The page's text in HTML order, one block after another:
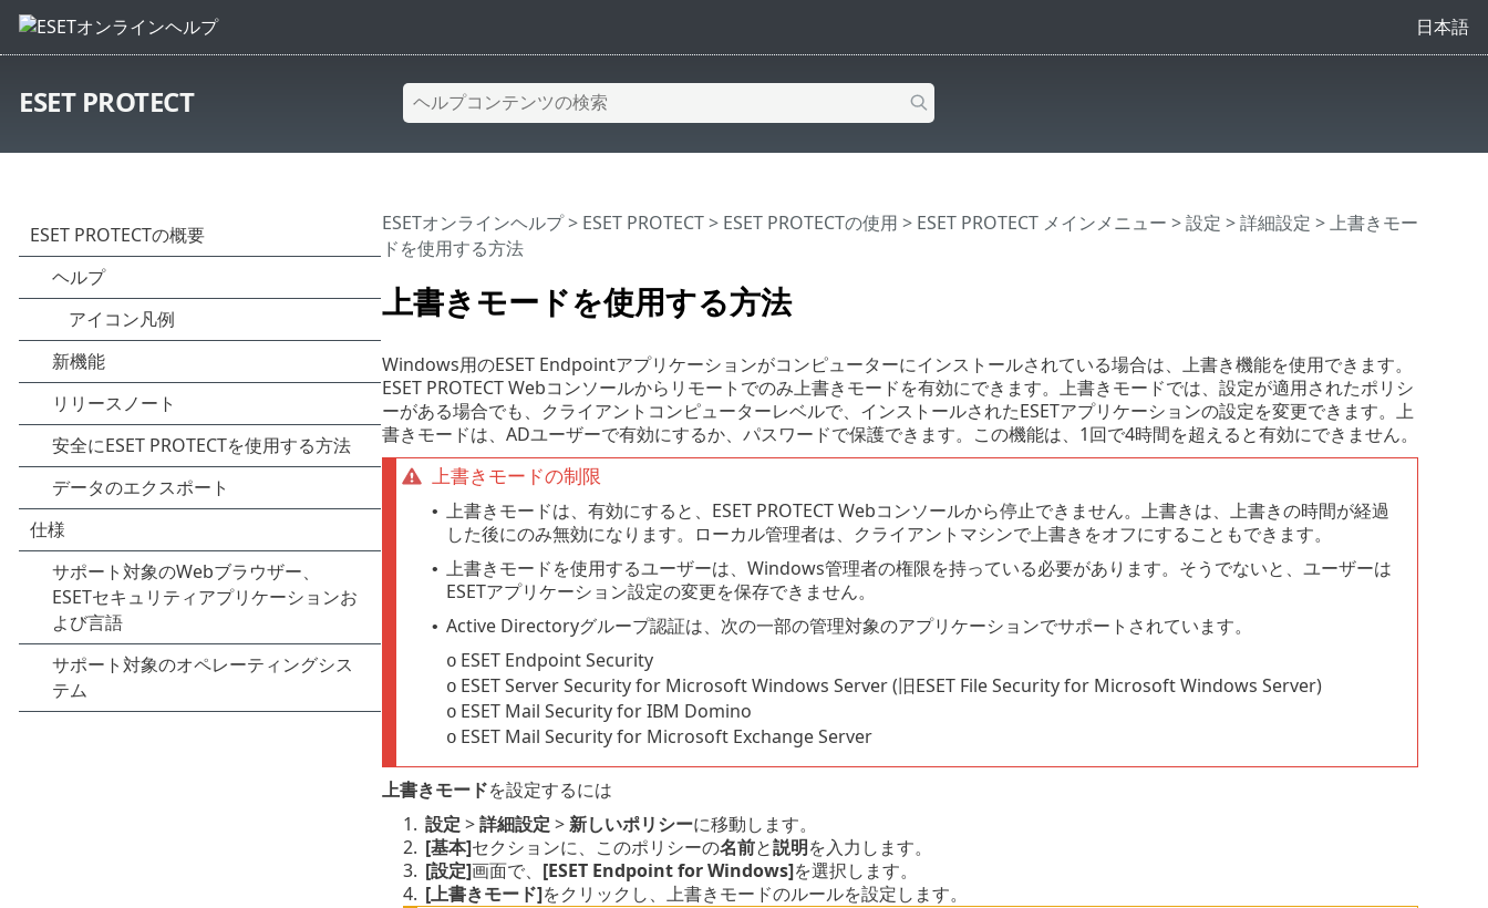
日本語
ESET PROTECT
上書きモードを使用する方法
ESETオンラインヘルプ> ESET PROTECT> ESET PROTECTの使用 > ESET PROTECT メインメニュー >設定 >詳細設定 > 上書きモー
ドを使用する方法
Windows用のESET Endpointアプリケーションがコンピューターにインストールされている場合は、上書き機能を使用できます。
ESET PROTECT Webコンソールからリモートでのみ上書きモードを有効にできます。上書きモードでは、設定が適用されたポリシ
ーがある場合でも、クライアントコンピューターレベルで、インストールされたESETアプリケーションの設定を変更できます。上
書きモードは、ADユーザーで有効にするか、パスワードで保護できます。この機能は、1回で4時間を超えると有効にできません。
上書きモードの制限
• 上書きモードは、有効にすると、ESET PROTECT Webコンソールから停止できません。上書きは、上書きの時間が経過
した後にのみ無効になります。ローカル管理者は、クライアントマシンで上書きをオフにすることもできます。
• 上書きモードを使用するユーザーは、Windows管理者の権限を持っている必要があります。そうでないと、ユーザーは
ESETアプリケーション設定の変更を保存できません。
• Active Directoryグループ認証は、次の一部の管理対象のアプリケーションでサポートされています。
o ESET Endpoint Security
o ESET Server Security for Microsoft Windows Server (旧ESET File Security for Microsoft Windows Server)
o ESET Mail Security for IBM Domino
o ESET Mail Security for Microsoft Exchange Server
上書きモードを設定するには
1. 設定 >詳細設定 >新しいポリシーに移動します。
2. [基本]セクションに、このポリシーの名前と説明を入力します。
3. [設定]画面で、 [ESET Endpoint for Windows]を選択します。
4. [上書きモード]をクリックし、上書きモードのルールを設定します。